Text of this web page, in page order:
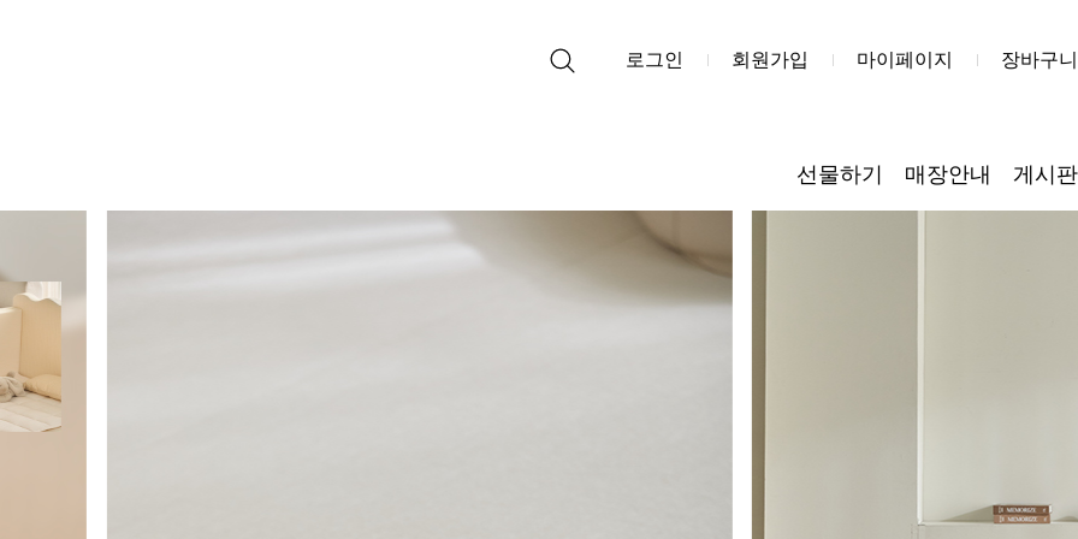
로그인 회원가입 마이페이지 장바구니
선물하기 매장안내 게시판